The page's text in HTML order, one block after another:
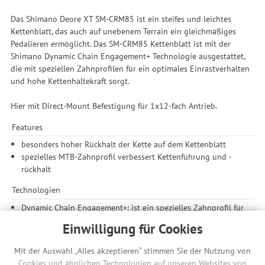
Einwilligung für Cookies
Mit der Auswahl „Alles akzeptieren“ stimmen Sie der Nutzung von
Das Shimano Deore XT SM-CRM85 ist ein steifes und leichtes
Kettenblatt, das auch auf unebenem Terrain ein gleichmäßiges
Pedalieren ermöglicht. Das SM-CRM85 Kettenblatt ist mit der
Shimano Dynamic Chain Engagement+ Technologie ausgestattet,
die mit speziellen Zahnprofilen für ein optimales Einrastverhalten
und hohe Kettenhaltekraft sorgt.
Hier mit Direct-Mount Befestigung für 1x12-fach Antrieb.
Features
besonders hoher Rückhalt der Kette auf dem Kettenblatt
spezielles MTB-Zahnprofil verbessert Kettenführung und -
rückhalt
Technologien
Dynamic Chain Engagement+: ist ein spezielles Zahnprofil für
und Trail; verbessert Rückhalt und Führung der Kette und
verbesserte Kettenführung in jedem Gang werden Abrieb und